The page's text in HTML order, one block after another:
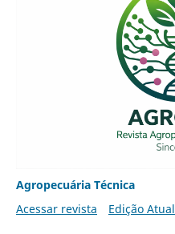
Agropecuária Técnica
Acessar revista
Edição Atual